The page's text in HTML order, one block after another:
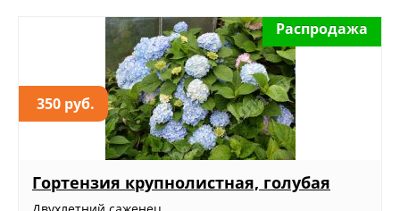
350 руб.
Распродажа
Гортензия крупнолистная, голубая